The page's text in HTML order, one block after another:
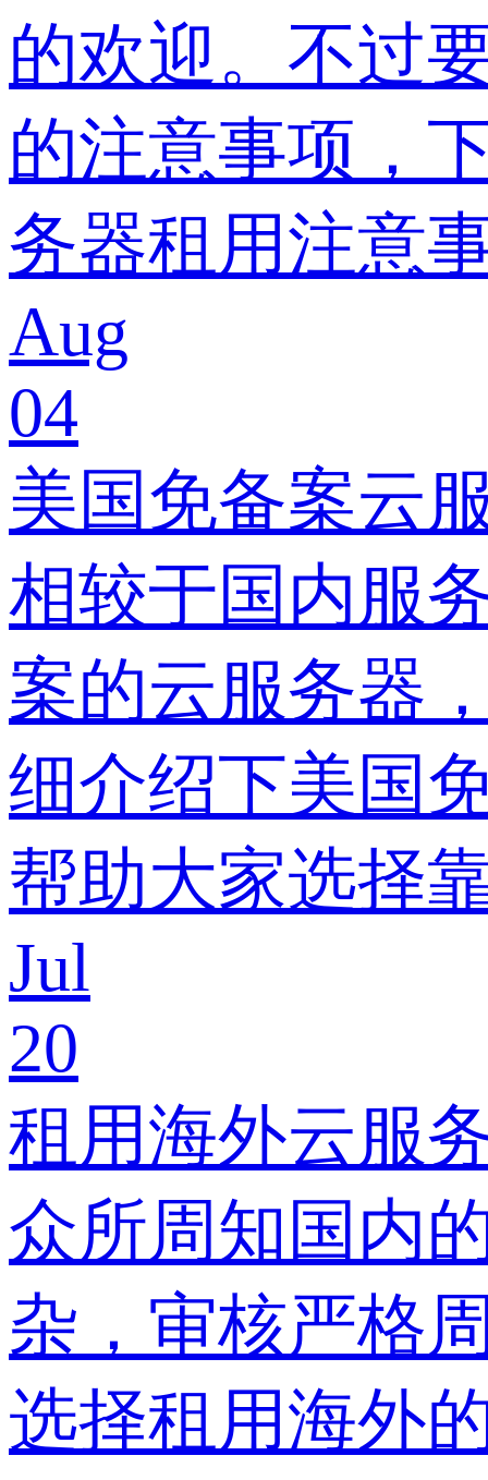
的欢迎。不过
的注意事项，
务器租用注意
Aug
04
美国免备案云
相较于国内服
案的云服务器
细介绍下美国
帮助大家选择
Jul
20
租用海外云服
众所周知国内
杂，审核严格
选择租用海外